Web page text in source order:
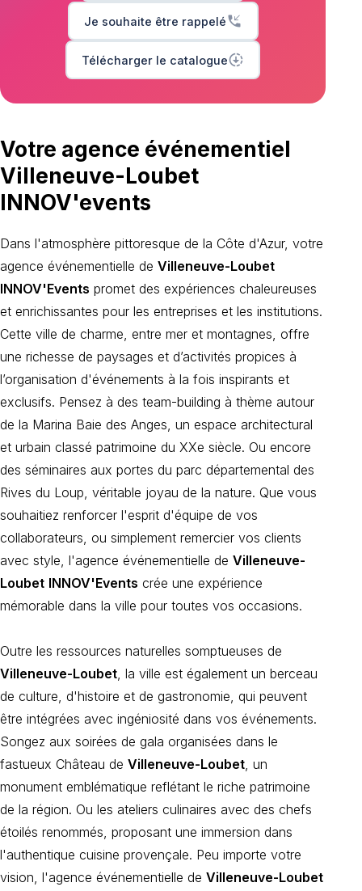
Je souhaite être rappeléphone_callback
Télécharger le cataloguedownloading
Votre agence événementiel
Villeneuve-Loubet
INNOV'events
Dans l'atmosphère pittoresque de la Côte d'Azur, votre
agence événementielle de Villeneuve-Loubet
INNOV'Events promet des expériences chaleureuses
et enrichissantes pour les entreprises et les institutions.
Cette ville de charme, entre mer et montagnes, offre
une richesse de paysages et d’activités propices à
l’organisation d'événements à la fois inspirants et
exclusifs. Pensez à des team-building à thème autour
de la Marina Baie des Anges, un espace architectural
et urbain classé patrimoine du XXe siècle. Ou encore
des séminaires aux portes du parc départemental des
Rives du Loup, véritable joyau de la nature. Que vous
souhaitiez renforcer l'esprit d'équipe de vos
collaborateurs, ou simplement remercier vos clients
avec style, l'agence événementielle de Villeneuve-
Loubet INNOV'Events crée une expérience
mémorable dans la ville pour toutes vos occasions.
Outre les ressources naturelles somptueuses de
Villeneuve-Loubet, la ville est également un berceau
de culture, d'histoire et de gastronomie, qui peuvent
être intégrées avec ingéniosité dans vos événements.
Songez aux soirées de gala organisées dans le
fastueux Château de Villeneuve-Loubet, un
monument emblématique reflétant le riche patrimoine
de la région. Ou les ateliers culinaires avec des chefs
étoilés renommés, proposant une immersion dans
l'authentique cuisine provençale. Peu importe votre
vision, l'agence événementielle de Villeneuve-Loubet